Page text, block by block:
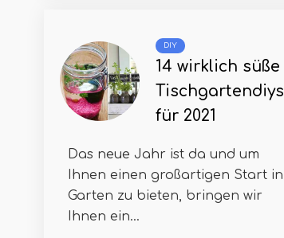
DIY
14 wirklich süße
Tischgartendiys
für 2021
Das neue Jahr ist da und um
Ihnen einen großartigen Start in
Garten zu bieten, bringen wir
Ihnen ein...